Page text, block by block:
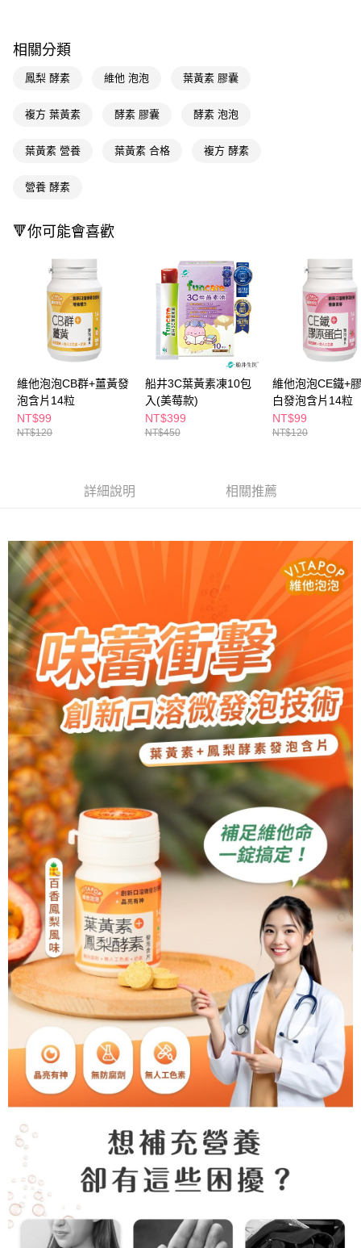
２．便利：只要手機號碼，簡訊認證，即可結帳。
１．於結帳方式選擇「AFTEE先享後付」後，將跳轉至「AFTEE先享後付」
３．收到繳費通知簡訊後14天內，點擊此簡訊中的連結，可透過四大超商／
※ 請注意：結帳手續完成當下不需立刻繳費，但若您需要取消訂單，請聯絡
※ 交易是否成功請以「AFTEE先享後付 」之結帳頁面顯示為準，若有關於
是否繳費成功／繳費後需取消欲退款等相關疑問，請聯繫「AFTEE先享後付
【注意事項】
１．透過由恩沛科技股份有限公司提供之「AFTEE先享後付」服務完成之交
易，需依本服務之必要範圍內提供個人資料，並將交易相關給付款項請求債
權轉讓予恩沛科技股份有限公司。
２．關於個人資料處理事宜，請瀏覽以下網址：
https://aftee.tw/terms/#terms3
３．未成年的使用者請事先徵得法定代理人或監護人之同意方可使用
「AFTEE先享後付」，若未經同意申辦者引起之損失，本公司不負相關責
任。
４．使用「AFTEE先享後付」時，將依據個別帳號之用戶狀況，依本公司即
時審查核予不同之上限額度；若仍有額度不足之情形，本公司將視審查結果
運送方式
全家取貨付款
付款後全家取貨
每筆NT$65，滿NT$390(含以上)免運費
每筆NT$65，滿NT$490(含以上)免運費
付款後萊爾富取貨
7-11取貨付款
每筆NT$65，滿NT$490(含以上)免運費
付款後7-11取貨
每筆NT$65，滿NT$490(含以上)免運費
宅配(本島)
每筆NT$100，滿NT$790(含以上)免運費
付款後寶雅門市自取(由倉庫統一出貨)
相關分類
鳳梨 酵素 維他 泡泡 葉黃素 膠囊
複方 葉黃素 酵素 膠囊 酵素 泡泡
葉黃素 營養 葉黃素 合格 複方 酵素
營養 酵素
🔻你可能會喜歡
維他泡泡CB群+薑黃發
泡含片14粒
NT$99
NT$120
船井3C葉黃素凍10包
入(美莓款)
NT$399
NT$450
維他泡泡CE鐵+
白發泡含片14粒
NT$99
NT$120
詳細說明 相關推薦